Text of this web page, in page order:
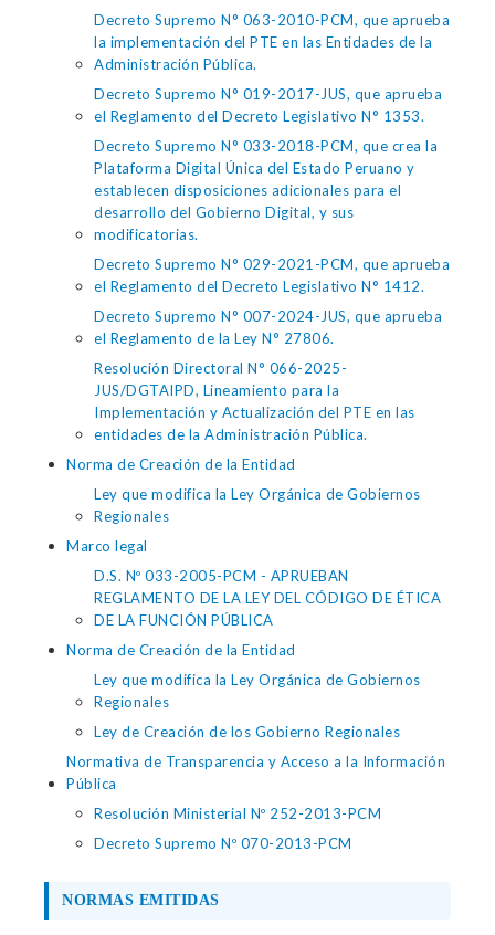
Decreto Supremo N° 063-2010-PCM, que aprueba
la implementación del PTE en las Entidades de la
Administración Pública.
Decreto Supremo N° 019-2017-JUS, que aprueba
el Reglamento del Decreto Legislativo N° 1353.
Decreto Supremo N° 033-2018-PCM, que crea la
Plataforma Digital Única del Estado Peruano y
establecen disposiciones adicionales para el
desarrollo del Gobierno Digital, y sus
modificatorias.
Decreto Supremo N° 029-2021-PCM, que aprueba
el Reglamento del Decreto Legislativo N° 1412.
Decreto Supremo N° 007-2024-JUS, que aprueba
el Reglamento de la Ley N° 27806.
Resolución Directoral N° 066-2025-
JUS/DGTAIPD, Lineamiento para la
Implementación y Actualización del PTE en las
entidades de la Administración Pública.
Norma de Creación de la Entidad
Ley que modifica la Ley Orgánica de Gobiernos
Regionales
Marco legal
D.S. Nº 033-2005-PCM - APRUEBAN
REGLAMENTO DE LA LEY DEL CÓDIGO DE ÉTICA
DE LA FUNCIÓN PÚBLICA
Norma de Creación de la Entidad
Ley que modifica la Ley Orgánica de Gobiernos
Regionales
Ley de Creación de los Gobierno Regionales
Normativa de Transparencia y Acceso a la Información
Pública
Resolución Ministerial Nº 252-2013-PCM
Decreto Supremo Nº 070-2013-PCM
NORMAS EMITIDAS